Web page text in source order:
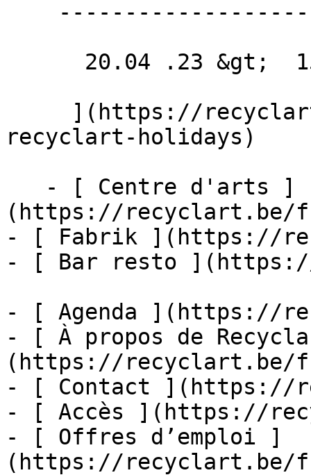
recyclart-holidays)
(https://recyclart.be/
- [ Fabrik ](https://
- [ Bar resto
- [ Agenda ](https://
- [ À propos de
(https://recyclart.be/
- [ Contact ](https://
- [ Accès ](https://
- [ Offres d’emploi ]
(https://recyclart.be/